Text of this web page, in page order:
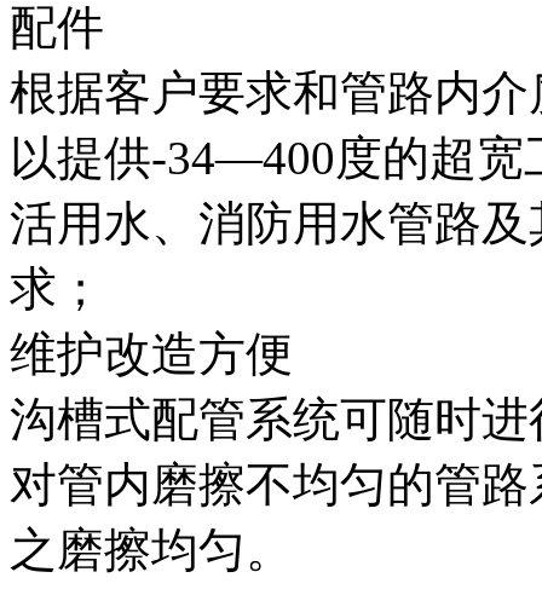
配件
根据客户要求和管路内
以提供-34—400度的超宽
活用水、消防用水管路
求；
维护改造方便
沟槽式配管系统可随时
对管内磨擦不均匀的管
之磨擦均匀。